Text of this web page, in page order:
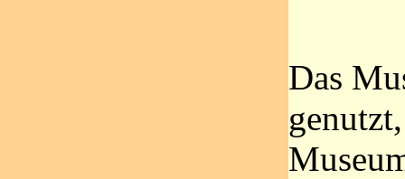
Das